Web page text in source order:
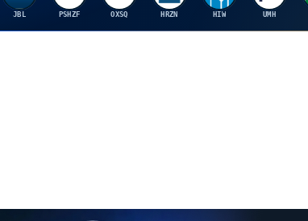
JBL PSHZF OXSQ HRZN HIW UMH